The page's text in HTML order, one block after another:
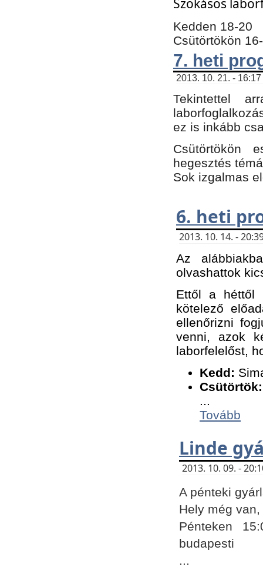
Kedden 18-20
Csütörtökön
7. heti
2013. 10. 21. -
Tekintettel
ez is inkább
Csütörtökön
hegesztés
Sok izgalmas
6. heti
2013. 10. 14. -
Az
olvashattok
Ettől a héttől
kötelező
ellenőrizni
venni, azok
laborfelelőst,
Kedd:
Csütörtök:
...
Tovább
Linde
2013. 10. 09. -
A pénteki
Hely még
Pénteken
budapesti
...